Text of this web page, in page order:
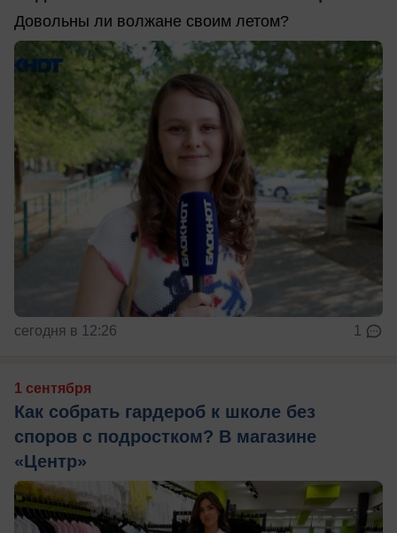
Довольны ли волжане своим летом?
сегодня в 12:26 1
1 сентября
Как собрать гардероб к школе без
споров с подростком? В магазине
«Центр»